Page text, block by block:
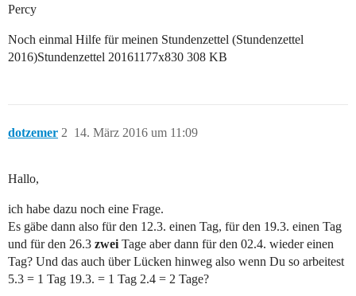
Percy
Noch einmal Hilfe für meinen Stundenzettel (Stundenzettel
2016)Stundenzettel 20161177x830 308 KB
dotzemer 14. März 2016 um 11:09
2
Hallo,
ich habe dazu noch eine Frage.
Es gäbe dann also für den 12.3. einen Tag, für den 19.3. einen Tag
und für den 26.3 zwei Tage aber dann für den 02.4. wieder einen
Tag? Und das auch über Lücken hinweg also wenn Du so arbeitest
5.3 = 1 Tag 19.3. = 1 Tag 2.4 = 2 Tage?